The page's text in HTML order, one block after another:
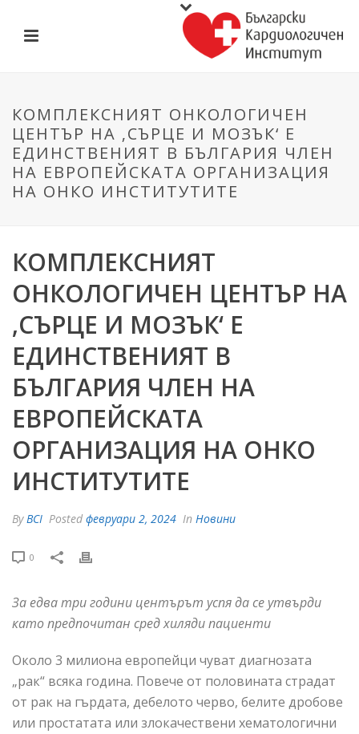
КОМПЛЕКСНИЯТ ОНКОЛОГИЧЕН
ЦЕНТЪР НА ‚СЪРЦЕ И МОЗЪК‘ Е
ЕДИНСТВЕНИЯТ В БЪЛГАРИЯ ЧЛЕН
НА ЕВРОПЕЙСКАТА ОРГАНИЗАЦИЯ
НА ОНКО ИНСТИТУТИТЕ
КОМПЛЕКСНИЯТ
ОНКОЛОГИЧЕН ЦЕНТЪР НА
‚СЪРЦЕ И МОЗЪК‘ Е
ЕДИНСТВЕНИЯТ В
БЪЛГАРИЯ ЧЛЕН НА
ЕВРОПЕЙСКАТА
ОРГАНИЗАЦИЯ НА ОНКО
ИНСТИТУТИТЕ
ByBCI Posted февруари 2, 2024 In Новини
0
За едва три години центърът успя да се утвърди
като предпочитан сред хиляди пациенти
Около 3 милиона европейци чуват диагнозата
„рак“ всяка година. Повече от половината страдат
от рак на гърдата, дебелото черво, белите дробове
или простатата или злокачествени хематологични